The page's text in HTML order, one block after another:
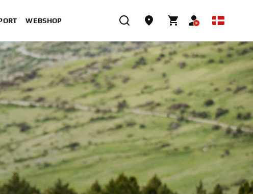
WEBSHOP